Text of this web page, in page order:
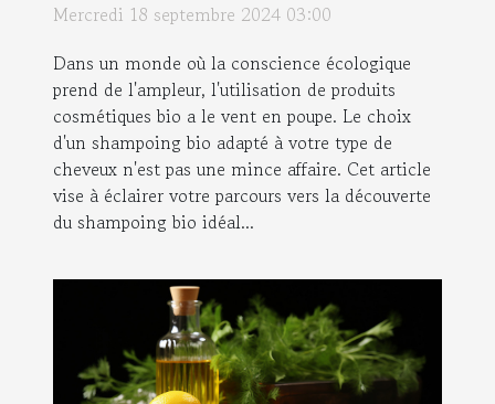
Mercredi 18 septembre 2024 03:00
Dans un monde où la conscience écologique
prend de l'ampleur, l'utilisation de produits
cosmétiques bio a le vent en poupe. Le choix
d'un shampoing bio adapté à votre type de
cheveux n'est pas une mince affaire. Cet article
vise à éclairer votre parcours vers la découverte
du shampoing bio idéal...